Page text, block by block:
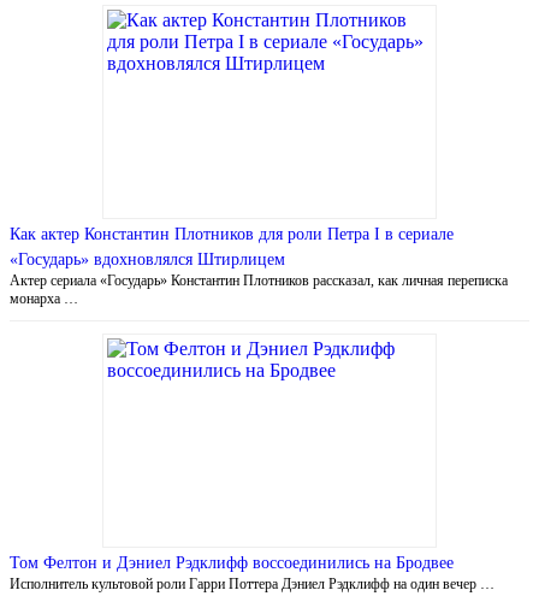
Как актер Константин Плотников для роли Петра I в сериале
«Государь» вдохновлялся Штирлицем
Актер сериала «Государь» Константин Плотников рассказал, как личная переписка
монарха …
Том Фелтон и Дэниел Рэдклифф воссоединились на Бродвее
Исполнитель культовой роли Гарри Поттера Дэниел Рэдклифф на один вечер …